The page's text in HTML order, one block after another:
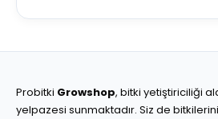
Probitki Growshop, bitki yetiştiriciliği
yelpazesi sunmaktadır. Siz de